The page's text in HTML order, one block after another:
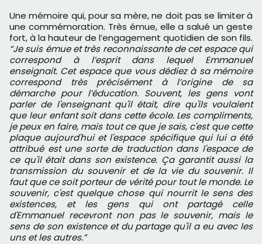
Une mémoire qui, pour sa mère, ne doit pas se limiter à
une commémoration. Très émue, elle a salué un geste
fort, à la hauteur de l’engagement quotidien de son fils.
“Je suis émue et très reconnaissante de cet espace qui
correspond à l’esprit dans lequel Emmanuel
enseignait. Cet espace que vous dédiez à sa mémoire
correspond très précisément à l’origine de sa
démarche pour l’éducation. Souvent, les gens vont
parler de l'enseignant qu'il était, dire qu'ils voulaient
que leur enfant soit dans cette école. Les compliments,
je peux en faire, mais tout ce que je sais, c'est que cette
plaque aujourd'hui et l'espace spécifique qui lui a été
attribué est une sorte de traduction dans l'espace de
ce qu'il était dans son existence. Ça garantit aussi la
transmission du souvenir et de la vie du souvenir. Il
faut que ce soit porteur de vérité pour tout le monde. Le
souvenir, c'est quelque chose qui nourrit le sens des
existences, et les gens qui ont partagé celle
d'Emmanuel recevront non pas le souvenir, mais le
sens de son existence et du partage qu'il a eu avec les
uns et les autres.”